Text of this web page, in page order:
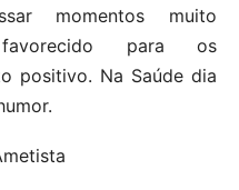
momentos muito
favorecido para os
positivo. Na Saúde dia